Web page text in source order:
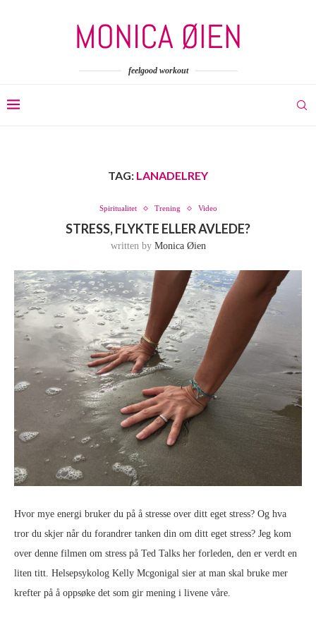
feelgood workout
TAG: LANADELREY
Spiritualitet Trening Video
STRESS, FLYKTE ELLER AVLEDE?
written by Monica Øien
Hvor mye energi bruker du på å stresse over ditt eget stress? Og hva
tror du skjer når du forandrer tanken din om ditt eget stress? Jeg kom
over denne filmen om stress på Ted Talks her forleden, den er verdt en
liten titt. Helsepsykolog Kelly Mcgonigal sier at man skal bruke mer
krefter på å oppsøke det som gir mening i livene våre.